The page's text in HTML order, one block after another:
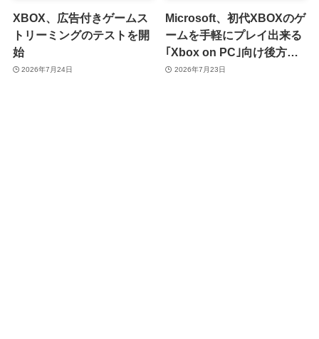
XBOX、広告付きゲームス
トリーミングのテストを開
始
2026年7月24日
Microsoft、初代XBOXのゲ
ームを手軽にプレイ出来る
｢Xbox on PC｣向け後方互
換性機能を発表
2026年7月23日